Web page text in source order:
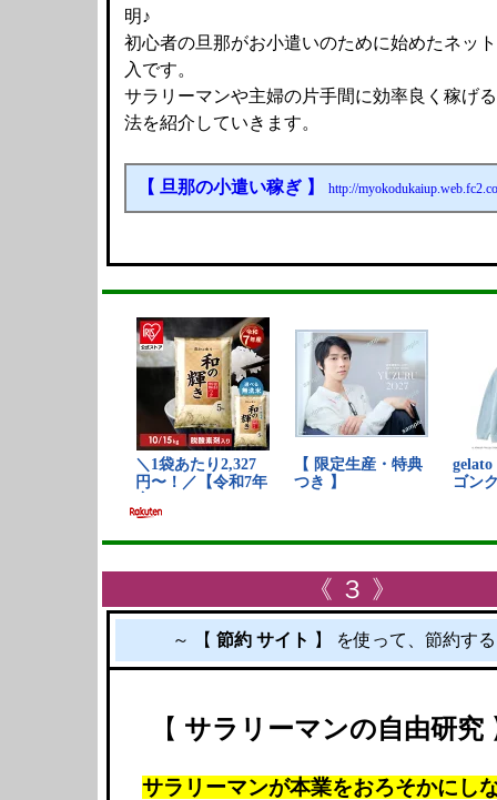
明♪
初心者の旦那がお小遣いのために始めたネッ
入です。
サラリーマンや主婦の片手間に効率良く稼げ
法を紹介していきます。
【 旦那の小遣い稼ぎ 】 http://
《 ３
～ 【 節約 サイト 】 を使って、節約す
【 サラリーマンの自由研究
サラリーマンが本業をおろそかにし